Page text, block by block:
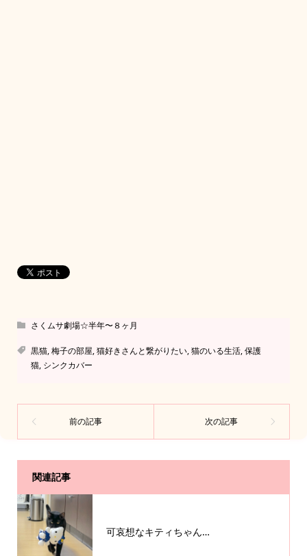
さくムサ劇場☆半年〜８ヶ月
黒猫,梅子の部屋,猫好きさんと繋がりたい,猫のいる生活,保護
猫, シンクカバー
関連記事
可哀想なキティちゃん…